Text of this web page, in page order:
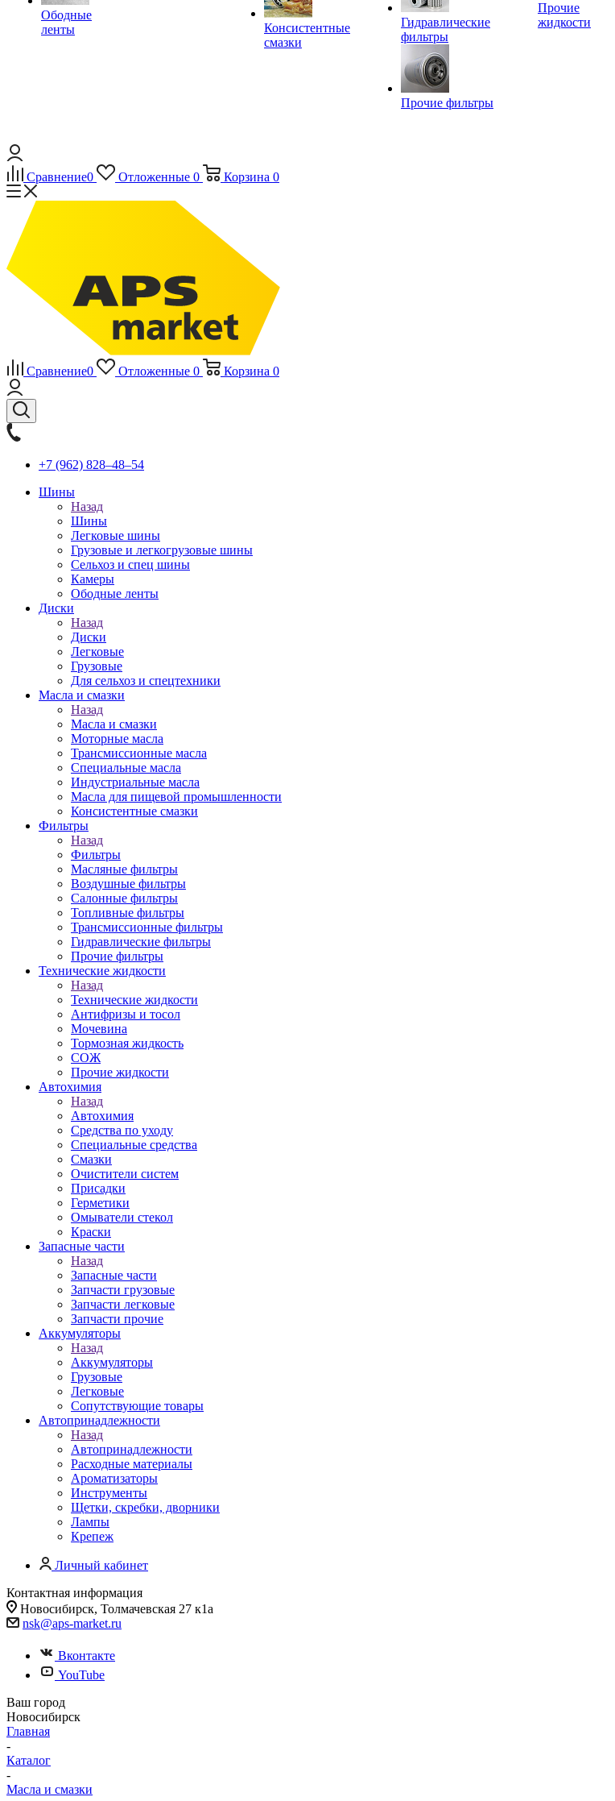
Ободные
ленты
Консистентные
смазки
Гидравлические
фильтры
Прочие фильтры
Прочие
жидкости
Сравнение0 Отложенные 0 Корзина 0
Сравнение0 Отложенные 0 Корзина 0
+7 (962) 828‒48‒54
Шины
Назад
Шины
Легковые шины
Грузовые и легкогрузовые шины
Сельхоз и спец шины
Камеры
Ободные ленты
Диски
Назад
Диски
Легковые
Грузовые
Для сельхоз и спецтехники
Масла и смазки
Назад
Масла и смазки
Моторные масла
Трансмиссионные масла
Специальные масла
Индустриальные масла
Масла для пищевой промышленности
Консистентные смазки
Фильтры
Назад
Фильтры
Масляные фильтры
Воздушные фильтры
Салонные фильтры
Топливные фильтры
Трансмиссионные фильтры
Гидравлические фильтры
Прочие фильтры
Технические жидкости
Назад
Технические жидкости
Антифризы и тосол
Мочевина
Тормозная жидкость
СОЖ
Прочие жидкости
Автохимия
Назад
Автохимия
Средства по уходу
Специальные средства
Смазки
Очистители систем
Присадки
Герметики
Омыватели стекол
Краски
Запасные части
Назад
Запасные части
Запчасти грузовые
Запчасти легковые
Запчасти прочие
Аккумуляторы
Назад
Аккумуляторы
Грузовые
Легковые
Сопутствующие товары
Автопринадлежности
Назад
Автопринадлежности
Расходные материалы
Ароматизаторы
Инструменты
Щетки, скребки, дворники
Лампы
Крепеж
Личный кабинет
Контактная информация
Новосибирск, Толмачевская 27 к1а
nsk@aps-market.ru
Вконтакте
YouTube
Ваш город
Новосибирск
Главная
-
Каталог
-
Масла и смазки